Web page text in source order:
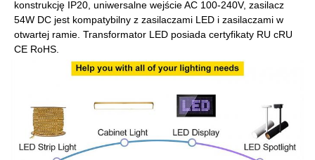
konstrukcję IP20, uniwersalne wejście AC 100-240V, zasilacz
54W DC jest kompatybilny z zasilaczami LED i zasilaczami w
otwartej ramie. Transformator LED posiada certyfikaty RU cRU
CE RoHS.